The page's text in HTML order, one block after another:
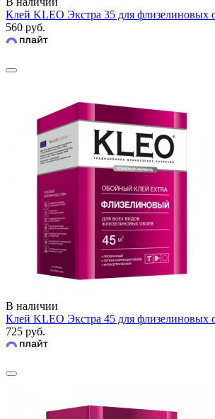
Клей KLEO Экстра 35 для флизелиновых
560 руб.
В наличии
Клей KLEO Экстра 45 для флизелиновых
725 руб.